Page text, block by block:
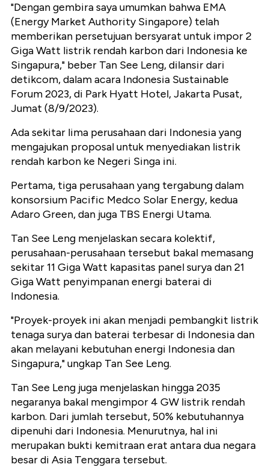
"Dengan gembira saya umumkan bahwa EMA
(Energy Market Authority Singapore) telah
memberikan persetujuan bersyarat untuk impor 2
Giga Watt listrik rendah karbon dari Indonesia ke
Singapura," beber Tan See Leng, dilansir dari
detikcom, dalam acara Indonesia Sustainable
Forum 2023, di Park Hyatt Hotel, Jakarta Pusat,
Jumat (8/9/2023).
Ada sekitar lima perusahaan dari Indonesia yang
mengajukan proposal untuk menyediakan listrik
rendah karbon ke Negeri Singa ini.
Pertama, tiga perusahaan yang tergabung dalam
konsorsium Pacific Medco Solar Energy, kedua
Adaro Green, dan juga TBS Energi Utama.
Tan See Leng menjelaskan secara kolektif,
perusahaan-perusahaan tersebut bakal memasang
sekitar 11 Giga Watt kapasitas panel surya dan 21
Giga Watt penyimpanan energi baterai di
Indonesia.
"Proyek-proyek ini akan menjadi pembangkit listrik
tenaga surya dan baterai terbesar di Indonesia dan
akan melayani kebutuhan energi Indonesia dan
Singapura," ungkap Tan See Leng.
Tan See Leng juga menjelaskan hingga 2035
negaranya bakal mengimpor 4 GW listrik rendah
karbon. Dari jumlah tersebut, 50% kebutuhannya
dipenuhi dari Indonesia. Menurutnya, hal ini
merupakan bukti kemitraan erat antara dua negara
besar di Asia Tenggara tersebut.